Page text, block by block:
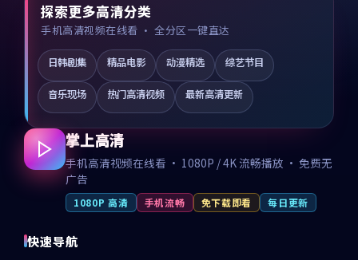
探索更多高清分类
手机高清视频在线看 · 全分区一键直达
日韩剧集 精品电影 动漫精选 综艺节目
音乐现场 热门高清视频 最新高清更新
掌上高清
手机高清视频在线看 · 1080P / 4K 流畅播放 · 免费无
广告
1080P 高清 手机流畅 免下载即看 每日更新
快速导航